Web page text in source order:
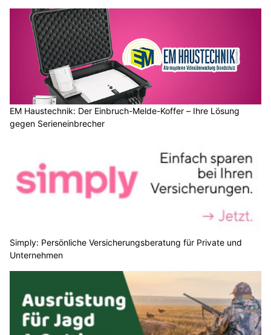
EM Haustechnik: Der Einbruch-Melde-Koffer – Ihre Lösung
gegen Serieneinbrecher
Simply: Persönliche Versicherungsberatung für Private und
Unternehmen